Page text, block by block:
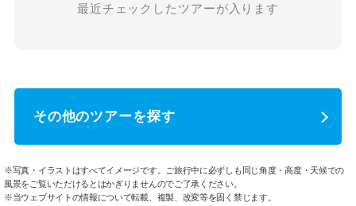
最近チェックしたツアーが入ります
その他のツアーを探す
※写真・イラストはすべてイメージです。ご旅行中に必ずしも同じ角度・高度・天候での
風景をご覧いただけるとはかぎりませんのでご了承ください。
※当ウェブサイトの情報について転載、複製、改変等を固く禁じます。